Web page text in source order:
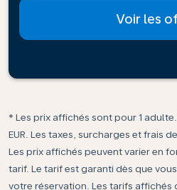
Voir les
* Les prix affichés sont pour 1
EUR. Les taxes, surcharges et frais
Les prix affichés peuvent varier en
tarif. Le tarif est garanti dès que
votre réservation. Les tarifs affichés